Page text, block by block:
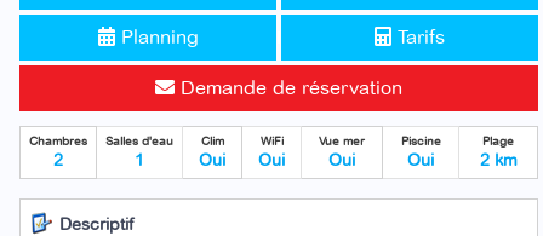
Planning Tarifs
Demande de réservation
Chambres
2
Salles d'eau
1
Clim
Oui
WiFi
Oui
Vue mer
Oui
Piscine
Oui
Plage
2 km
Descriptif